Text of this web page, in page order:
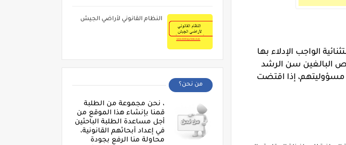
الواجب الإدلاء بها
البالغين سن الرشد
مسؤوليتهم، إذا اقتضت
النظام القانوني لأراضي الجيش
من نحن؟
، نحن مجموعة من الطلبة
قمنا بإنشاء هذا الموقع من
أجل مساعدة الطلبة الباحثين
في إعداد أبحاثهم القانونية،
محاولة منا الرفع بجودة